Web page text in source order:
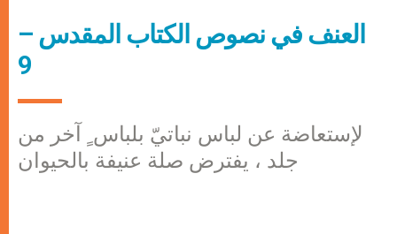
العنف في نصوص الكتاب المقدس –
9
لإستعاضة عن لباس نباتيّ بلباس ٍ آخر من
جلد ، يفترض صلة عنيفة بالحيوان